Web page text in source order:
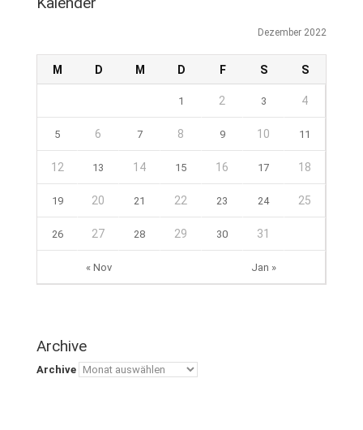
Dezember 2022
M D M D F S S
« Nov Jan »
1 2 3 4
5 6 7 8 9 10 11
12 13 14 15 16 17 18
19 20 21 22 23 24 25
26 27 28 29 30 31
Archive
Archive